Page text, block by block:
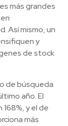
más grandes
Así mismo, un
y
de stock
de búsqueda
año. El
y el de
más